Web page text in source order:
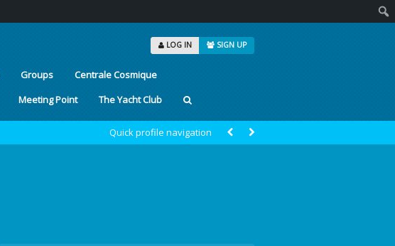
LOG IN SIGN UP
Groups
Centrale Cosmique
Meeting Point The Yacht Club
Quick profile navigation